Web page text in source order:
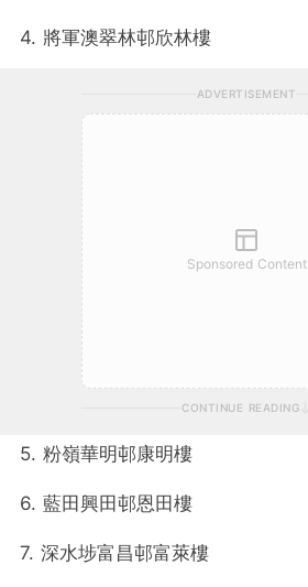
4. 將軍澳翠林邨欣林樓
ADVERTISEMENT
Sponsored Content
CONTINUE READING
5. 粉嶺華明邨康明樓
6. 藍田興田邨恩田樓
7. 深水埗富昌邨富萊樓